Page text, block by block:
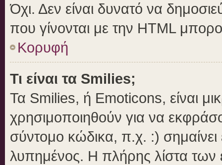
Όχι. Δεν είναι δυνατό να
που γίνονται με την HTML
Κορυφή
Τι είναι τα Smilies;
Τα Smilies, ή Emoticons, είναι
χρησιμοποιηθούν για να
σύντομο κώδικα, π.χ. :)
λυπημένος. Η πλήρης λίστα των